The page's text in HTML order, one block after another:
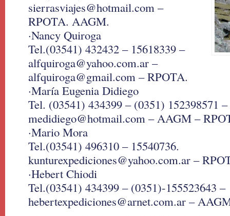
sierrasviajes@hotmail.com –
RPOTA. AAGM.
·Nancy Quiroga
Tel.(03541) 432432 – 15618339 –
alfquiroga@yahoo.com.ar –
alfquiroga@gmail.com – RPOTA.
·María Eugenia Didiego
Tel. (03541) 434399 – (0351) 152398571 –
medidiego@hotmail.com – AAGM –
·Mario Mora
Tel.(03541) 496310 – 15540736.
kunturexpediciones@yahoo.com.ar –
·Hebert Chiodi
Tel.(03541) 434399 – (0351)-155523643 –
hebertexpediciones@arnet.com.ar –